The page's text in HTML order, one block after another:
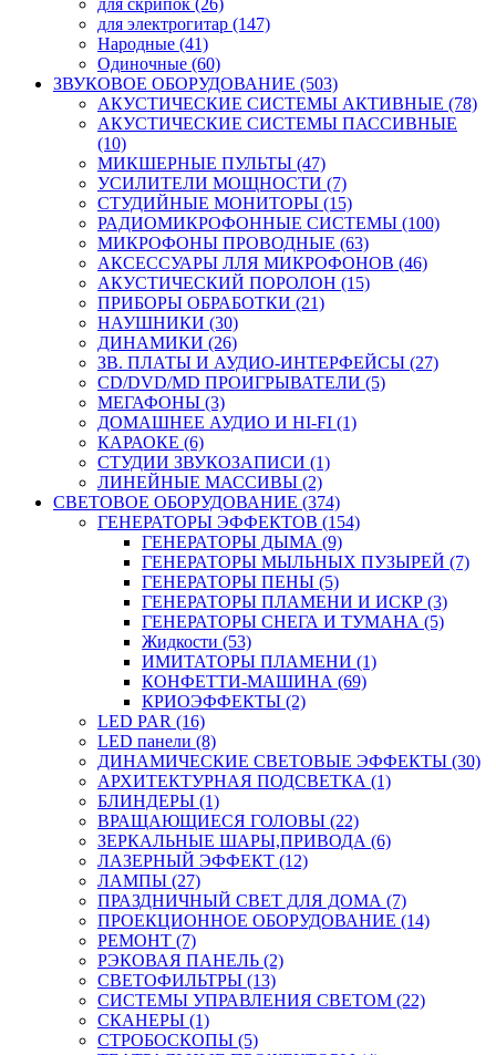
для электрогитар (147)
Народные (41)
Одиночные (60)
ЗВУКОВОЕ ОБОРУДОВАНИЕ (503)
АКУСТИЧЕСКИЕ СИСТЕМЫ АКТИВНЫЕ (78)
АКУСТИЧЕСКИЕ СИСТЕМЫ ПАССИВНЫЕ
(10)
МИКШЕРНЫЕ ПУЛЬТЫ (47)
УСИЛИТЕЛИ МОЩНОСТИ (7)
СТУДИЙНЫЕ МОНИТОРЫ (15)
РАДИОМИКРОФОННЫЕ СИСТЕМЫ (100)
МИКРОФОНЫ ПРОВОДНЫЕ (63)
АКСЕССУАРЫ ЛЛЯ МИКРОФОНОВ (46)
АКУСТИЧЕСКИЙ ПОРОЛОН (15)
ПРИБОРЫ ОБРАБОТКИ (21)
НАУШНИКИ (30)
ДИНАМИКИ (26)
ЗВ. ПЛАТЫ И АУДИО-ИНТЕРФЕЙСЫ (27)
CD/DVD/MD ПРОИГРЫВАТЕЛИ (5)
МЕГАФОНЫ (3)
ДОМАШНЕЕ АУДИО И HI-FI (1)
КАРАОКЕ (6)
СТУДИИ ЗВУКОЗАПИСИ (1)
ЛИНЕЙНЫЕ МАССИВЫ (2)
СВЕТОВОЕ ОБОРУДОВАНИЕ (374)
ГЕНЕРАТОРЫ ЭФФЕКТОВ (154)
ГЕНЕРАТОРЫ ДЫМА (9)
ГЕНЕРАТОРЫ МЫЛЬНЫХ ПУЗЫРЕЙ (7)
ГЕНЕРАТОРЫ ПЕНЫ (5)
ГЕНЕРАТОРЫ ПЛАМЕНИ И ИСКР (3)
ГЕНЕРАТОРЫ СНЕГА И ТУМАНА (5)
Жидкости (53)
ИМИТАТОРЫ ПЛАМЕНИ (1)
КОНФЕТТИ-МАШИНА (69)
КРИОЭФФЕКТЫ (2)
LED PAR (16)
LED панели (8)
ДИНАМИЧЕСКИЕ СВЕТОВЫЕ ЭФФЕКТЫ (30)
АРХИТЕКТУРНАЯ ПОДСВЕТКА (1)
БЛИНДЕРЫ (1)
ВРАЩАЮЩИЕСЯ ГОЛОВЫ (22)
ЗЕРКАЛЬНЫЕ ШАРЫ,ПРИВОДА (6)
ЛАЗЕРНЫЙ ЭФФЕКТ (12)
ЛАМПЫ (27)
ПРАЗДНИЧНЫЙ СВЕТ ДЛЯ ДОМА (7)
ПРОЕКЦИОННОЕ ОБОРУДОВАНИЕ (14)
РЕМОНТ (7)
РЭКОВАЯ ПАНЕЛЬ (2)
СВЕТОФИЛЬТРЫ (13)
СИСТЕМЫ УПРАВЛЕНИЯ СВЕТОМ (22)
СКАНЕРЫ (1)
СТРОБОСКОПЫ (5)